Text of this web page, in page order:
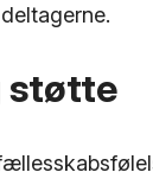
støtte